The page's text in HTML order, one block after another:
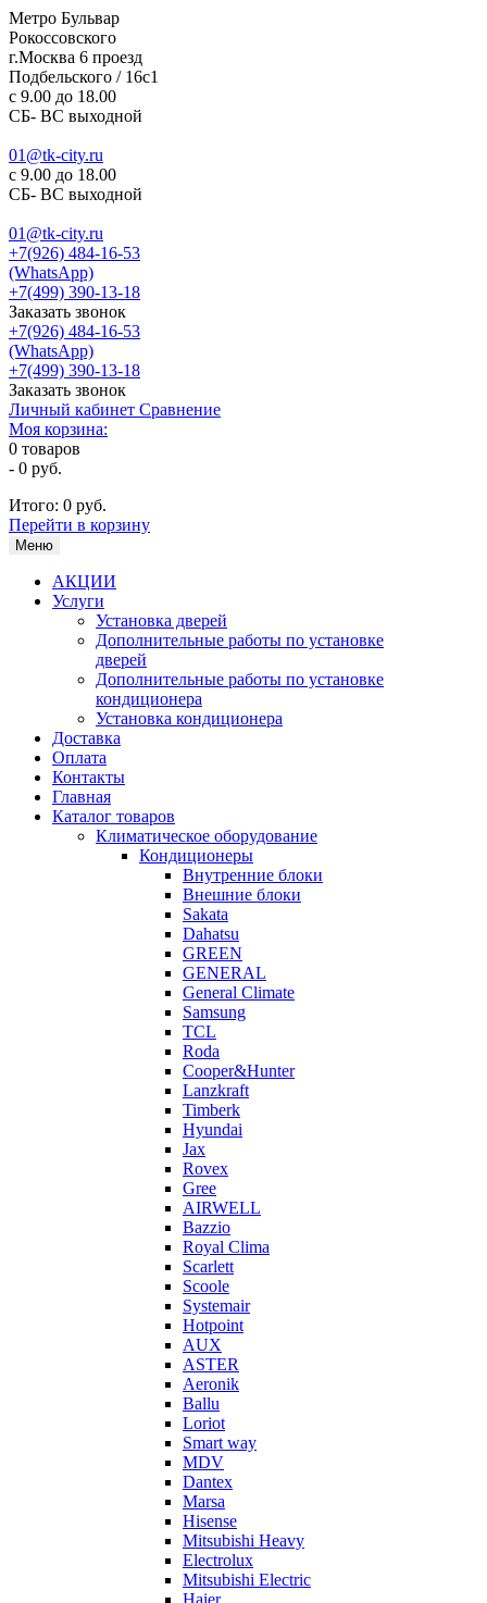
Метро Бульвар
Рокоссовского
г.Москва 6 проезд
Подбельского / 16с1
c 9.00 до 18.00
СБ- ВС выходной
01@tk-city.ru
c 9.00 до 18.00
СБ- ВС выходной
01@tk-city.ru
+7(926) 484-16-53
(WhatsApp)
+7(499) 390-13-18
Заказать звонок
+7(926) 484-16-53
(WhatsApp)
+7(499) 390-13-18
Заказать звонок
Личный кабинет Сравнение
Моя корзина:
0 товаров
- 0 руб.
Итого: 0 руб.
Перейти в корзину
Меню
АКЦИИ
Услуги
Установка дверей
Дополнительные работы по установке
дверей
Дополнительные работы по установке
кондиционера
Установка кондиционера
Доставка
Оплата
Контакты
Главная
Каталог товаров
Климатическое оборудование
Кондиционеры
Внутренние блоки
Внешние блоки
Sakata
Dahatsu
GREEN
GENERAL
General Climate
Samsung
TCL
Roda
Cooper&Hunter
Lanzkraft
Timberk
Hyundai
Jax
Rovex
Gree
AIRWELL
Bazzio
Royal Clima
Scarlett
Scoole
Systemair
Hotpoint
AUX
ASTER
Aeronik
Ballu
Loriot
Smart way
MDV
Dantex
Marsa
Hisense
Mitsubishi Heavy
Electrolux
Mitsubishi Electric
Haier